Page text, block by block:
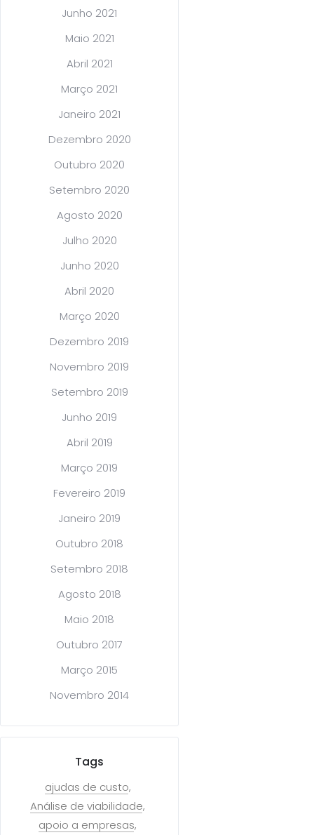
Junho 2021
Maio 2021
Abril 2021
Março 2021
Janeiro 2021
Dezembro 2020
Outubro 2020
Setembro 2020
Agosto 2020
Julho 2020
Junho 2020
Abril 2020
Março 2020
Dezembro 2019
Novembro 2019
Setembro 2019
Junho 2019
Abril 2019
Março 2019
Fevereiro 2019
Janeiro 2019
Outubro 2018
Setembro 2018
Agosto 2018
Maio 2018
Outubro 2017
Março 2015
Novembro 2014
Tags
ajudas de custo
Análise de viabilidade
apoio a empresas